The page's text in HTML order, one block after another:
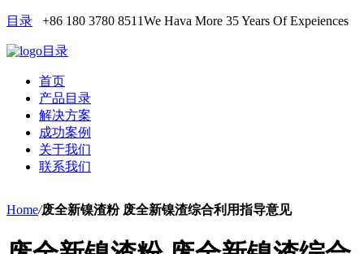
目录 +86 180 3780 8511We Hava More 35 Years Of Expeiences
目录
首页
产品目录
解决方案
成功案例
关于我们
联系我们
Home/废全新镍渣粉 废全新镍渣综合利用指导意见